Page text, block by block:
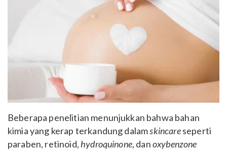
Beberapa penelitian menunjukkan bahwa bahan
kimia yang kerap terkandung dalamskincareseperti
paraben, retinoid,hydroquinone, danoxybenzone